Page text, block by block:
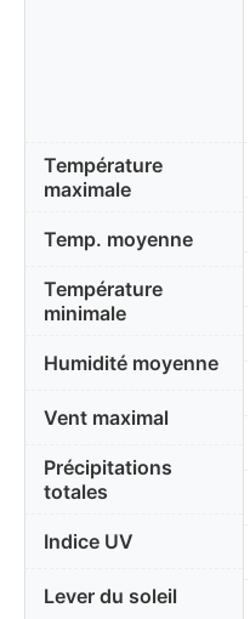
Température
maximale
Temp. moyenne
Température
minimale
Humidité moyenne
Vent maximal
Précipitations
totales
Indice UV
Lever du soleil